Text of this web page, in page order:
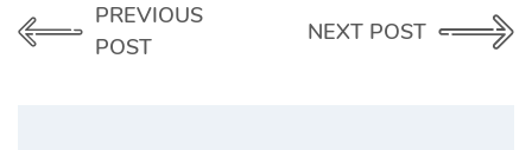
PREVIOUS
POST
NEXT POST